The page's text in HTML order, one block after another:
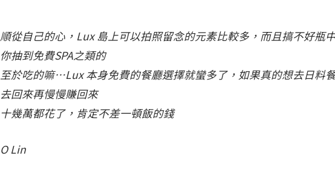
順從自己的心，Lux 島上可以拍照留念的元素比較多，而且搞不好瓶
你抽到免費SPA之類的
至於吃的嘛⋯Lux 本身免費的餐廳選擇就蠻多了，如果真的想去日料
去回來再慢慢賺回來
十幾萬都花了，肯定不差一頓飯的錢
O Lin